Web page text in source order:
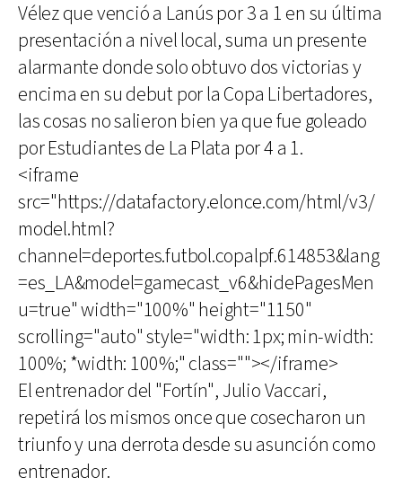
Vélez que venció a Lanús por 3 a 1 en su última
presentación a nivel local, suma un presente
alarmante donde solo obtuvo dos victorias y
encima en su debut por la Copa Libertadores,
las cosas no salieron bien ya que fue goleado
por Estudiantes de La Plata por 4 a 1.
<iframe
src="https://datafactory.elonce.com/html/v3/
model.html?
channel=deportes.futbol.copalpf.614853&lang
=es_LA&model=gamecast_v6&hidePagesMen
u=true" width="100%" height="1150"
scrolling="auto" style="width: 1px; min-width:
100%; *width: 100%;" class=""></iframe>
El entrenador del "Fortín", Julio Vaccari,
repetirá los mismos once que cosecharon un
triunfo y una derrota desde su asunción como
entrenador.